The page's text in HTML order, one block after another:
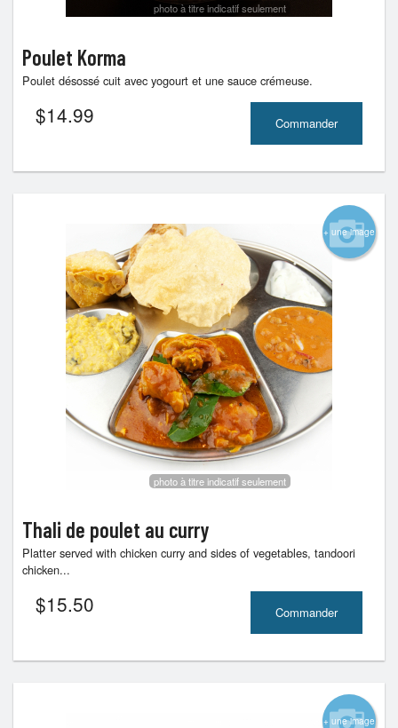
photo à titre indicatif seulement
Poulet Korma
Poulet désossé cuit avec yogourt et une sauce crémeuse.
$14.99 Commander
+ une image
photo à titre indicatif seulement
Thali de poulet au curry
Platter served with chicken curry and sides of vegetables, tandoori
chicken...
$15.50 Commander
+ une image